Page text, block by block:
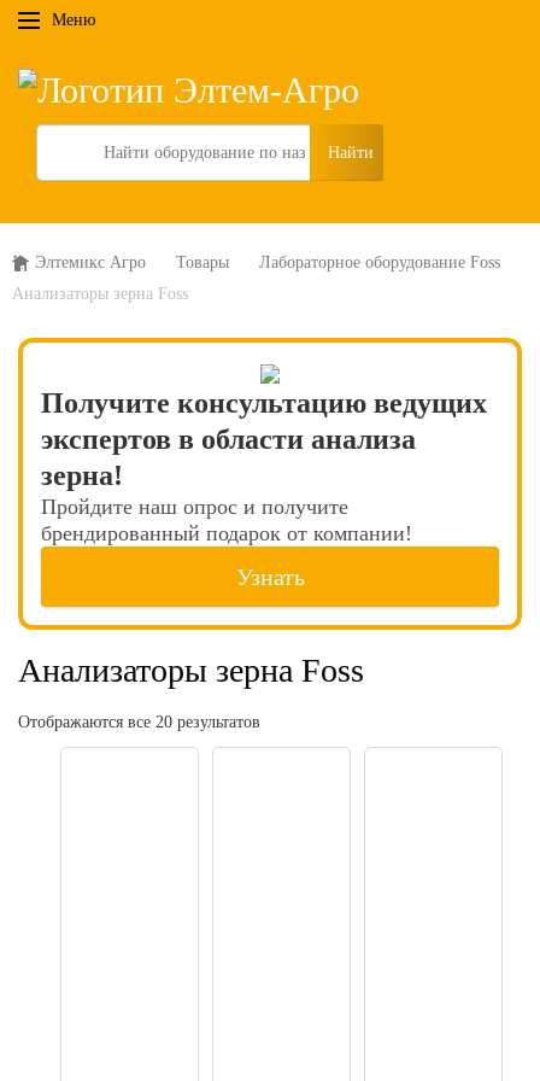
Меню
Search
Элтемикс Агро Товары
Лабораторное оборудование Foss
Анализаторы зерна Foss
Получите консультацию ведущих
экспертов в области анализа
зерна!
Пройдите наш опрос и получите
брендированный подарок от компании!
Узнать
Анализаторы зерна Foss
Отображаются все 20 результатов